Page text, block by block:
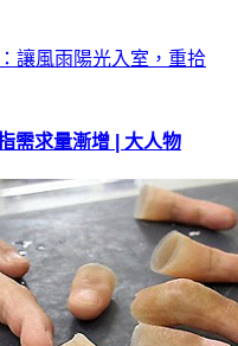
需求量漸增 | 大人物